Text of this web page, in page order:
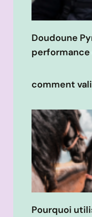
Doudoune
comment
Pourquoi